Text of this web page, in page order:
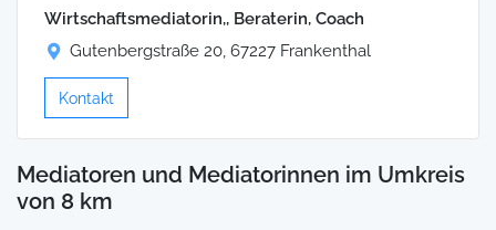
Wirtschaftsmediatorin,, Beraterin, Coach
Gutenbergstraße 20, 67227 Frankenthal
Kontakt
Mediatoren und Mediatorinnen im Umkreis
von 8 km